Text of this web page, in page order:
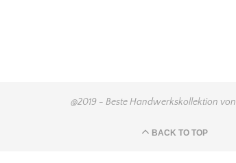
@2019 - Beste Handwerkskollektion von
BACK TO TOP